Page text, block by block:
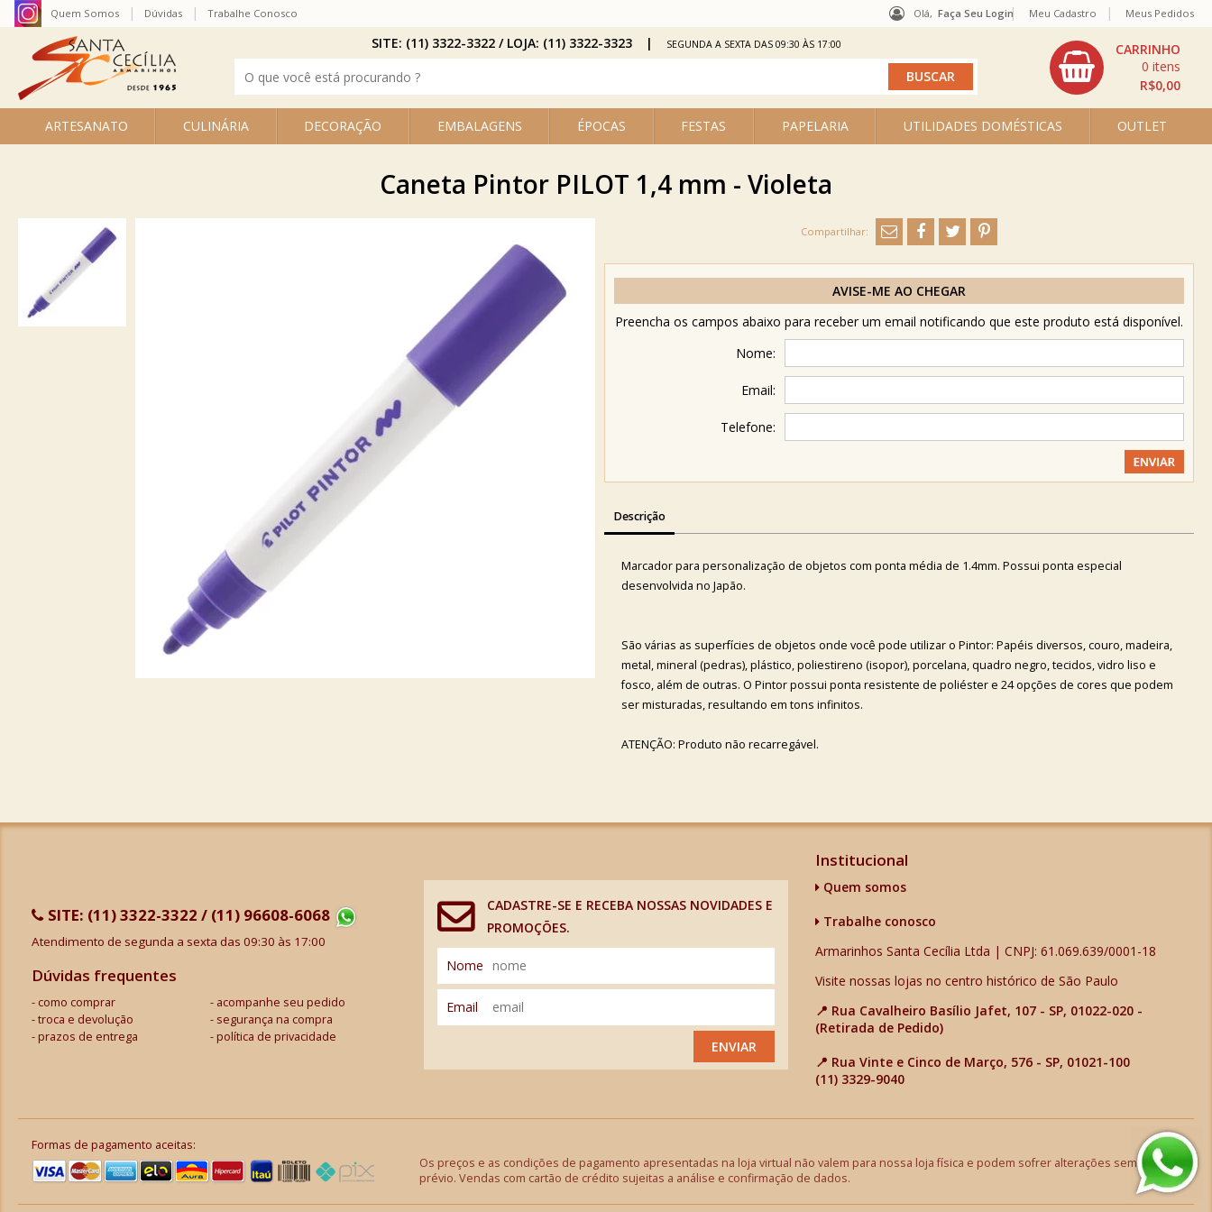
Olá, Faça Seu Login
ARTESANATO CULINÁRIA DECORAÇÃO EMBALAGENS ÉPOCAS FESTAS PAPELARIA UTILIDADES DOMÉSTICAS OUTLET
R$0,00
0
Quem Somos Dúvidas Trabalhe Conosco Meu Cadastro Meus Pedidos
SITE: (11) 3322-3322 / LOJA: (11) 3322-3323 SEGUNDA A SEXTA DAS 09:30 ÀS 17:00
Caneta Pintor PILOT 1,4 mm - Violeta
AVISE-ME AO CHEGAR
Preencha os campos abaixo para receber um email notificando que este produto está disponível.
Nome:
Email:
Telefone:
Descrição
Marcador para personalização de objetos com ponta média de 1.4mm. Possui ponta especial
desenvolvida no Japão.
São várias as superfícies de objetos onde você pode utilizar o Pintor: Papéis diversos, couro, madeira,
metal, mineral (pedras), plástico, poliestireno (isopor), porcelana, quadro negro, tecidos, vidro liso e
fosco, além de outras. O Pintor possui ponta resistente de poliéster e 24 opções de cores que podem
ser misturadas, resultando em tons infinitos.
ATENÇÃO: Produto não recarregável.
SITE: (11) 3322-3322 / (11) 96608-6068
Atendimento de segunda a sexta das 09:30 às 17:00
Dúvidas frequentes
como comprar
acompanhe seu pedido
troca e devolução
segurança na compra
prazos de entrega
política de privacidade
CADASTRE-SE E RECEBA NOSSAS NOVIDADES E
PROMOÇÕES.
Nome
Email
ENVIAR
Institucional
Quem somos
Trabalhe conosco
Armarinhos Santa Cecília Ltda | CNPJ: 61.069.639/0001-18
Visite nossas lojas no centro histórico de São Paulo
📍 Rua Cavalheiro Basílio Jafet, 107 - SP, 01022-020 -
(Retirada de Pedido)
📍 Rua Vinte e Cinco de Março, 576 - SP, 01021-100
(11) 3329-9040
Formas de pagamento aceitas:
Os preços e as condições de pagamento apresentadas na loja virtual não valem para nossa loja física e podem sofrer alterações sem aviso
prévio. Vendas com cartão de crédito sujeitas a análise e confirmação de dados.